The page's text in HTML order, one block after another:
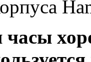
часы